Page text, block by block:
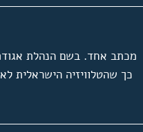
מכתב אחד. בשם הנהלת
כך שהטלוויזיה הישראלית